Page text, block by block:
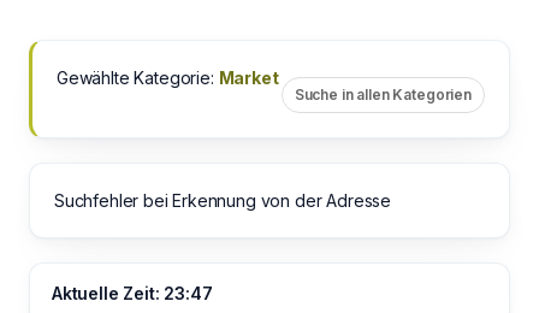
Gewählte Kategorie: Market
Suche in allen Kategorien
Suchfehler bei Erkennung von der Adresse
Aktuelle Zeit: 23:47